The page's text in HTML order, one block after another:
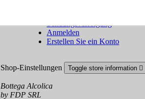
Sendungsverfolgung
Anmelden
Erstellen Sie ein Konto
Shop-Einstellungen Toggle store information 
Bottega Alcolica
by FDP SRL